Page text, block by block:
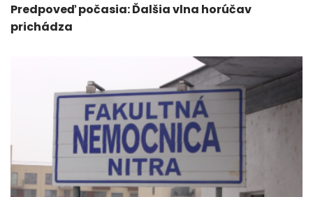
Predpoveď počasia: Ďalšia vlna horúčav
prichádza